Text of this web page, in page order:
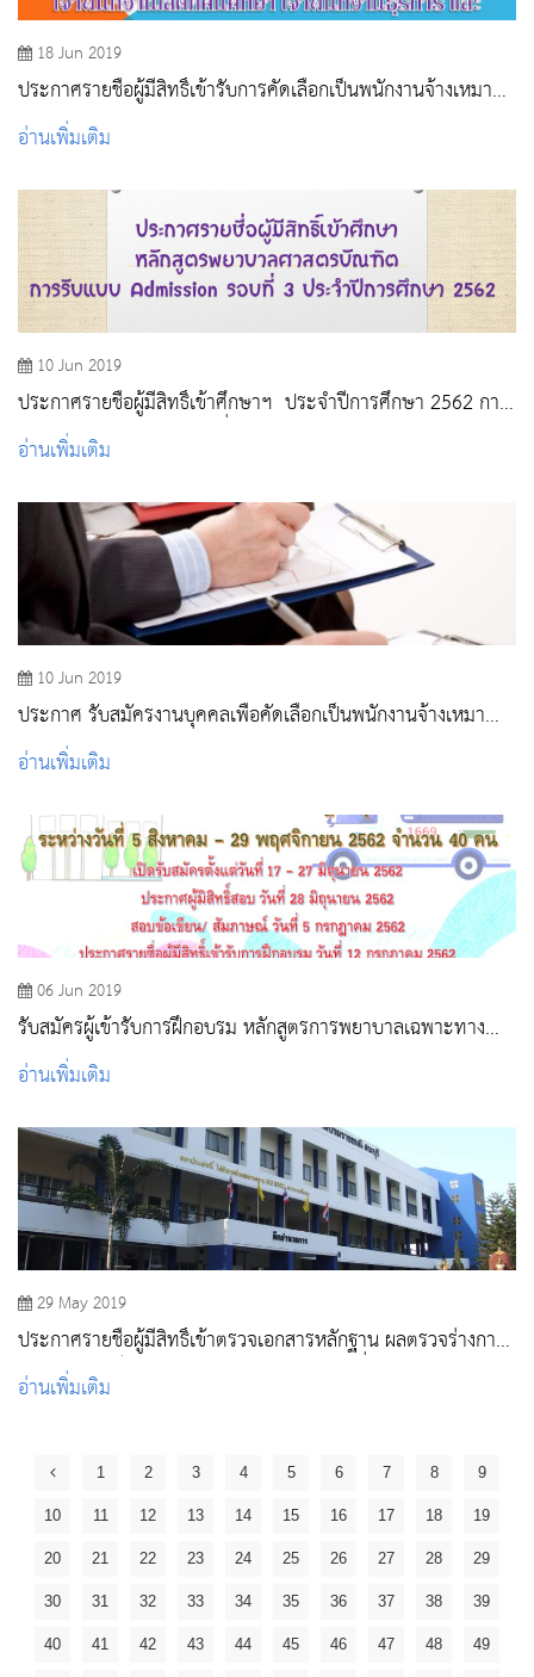
18 Jun 2019
ประกาศรายชื่อผู้มีสิทธิ์เข้ารับการคัดเลือกเป็นพนักงานจ้างเหมา
บริการ
อ่านเพิ่มเติม
10 Jun 2019
ประกาศรายชื่อผู้มีสิทธิ์เข้าศึกษาฯ ประจำปีการศึกษา 2562 การ
รับแบบ Admissions รอบที่ 3
อ่านเพิ่มเติม
10 Jun 2019
ประกาศ รับสมัครงานบุคคลเพื่อคัดเลือกเป็นพนักงานจ้างเหมา
บริการ
อ่านเพิ่มเติม
06 Jun 2019
รับสมัครผู้เข้ารับการฝึกอบรม หลักสูตรการพยาบาลเฉพาะทาง
สาขาการพยาบาลเวชปฏิบัติฉุกเฉิน(ENP)
อ่านเพิ่มเติม
29 May 2019
ประกาศรายชื่อผู้มีสิทธิ์เข้าตรวจเอกสารหลักฐาน ผลตรวจร่างกาย
และสัมภาษณ์ รอบการรับ Admissions รอบที่ 3 ประจำปีการ
ศึกษา 2562
อ่านเพิ่มเติม
1 2 3 4 5 6 7 8 9
10 11 12 13 14 15 16 17 18 19
20 21 22 23 24 25 26 27 28 29
30 31 32 33 34 35 36 37 38 39
40 41 42 43 44 45 46 47 48 49